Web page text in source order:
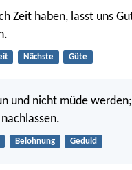
Zeit haben, lasst uns
Nächste Güte
und nicht müde
Belohnung Geduld